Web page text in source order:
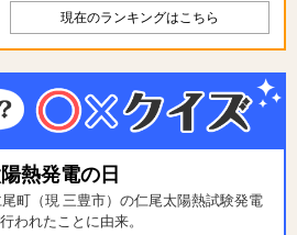
現在のランキングはこちら
熱発電の日
町（現 三豊市）の仁尾太陽熱試験発電
われたことに由来。